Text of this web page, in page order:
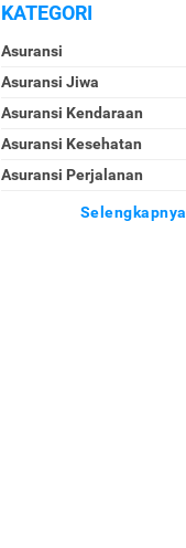
KATEGORI
Asuransi
Asuransi Jiwa
Asuransi Kendaraan
Asuransi Kesehatan
Asuransi Perjalanan
Selengkapnya